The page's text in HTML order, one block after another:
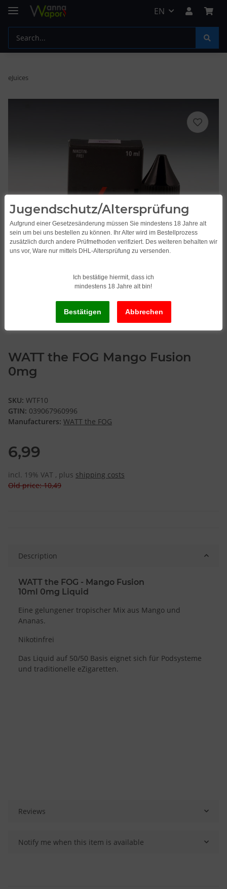
EN
eJuices
WATT the FOG Mango Fusion
0mg
SKU: WTF10
GTIN: 039067960996
Manufacturers: WATT the FOG
6,99
incl. 19% VAT , plus shipping costs
Old price: 10,49
Description
WATT the FOG - Mango Fusion
10ml 0mg Liquid
Eine gelungener tropischer Mix aus Mango und
Ananas.
Nikotinfrei
Das Liquid auf 50/50 Basis eignet sich für Podsysteme
und traditionelle eZigaretten.
Reviews
Notify me when this item is available
Jugendschutz/Altersprüfung
Aufgrund einer Gesetzesänderung müssen Sie mindestens 18 Jahre alt
sein um bei uns bestellen zu können. Ihr Alter wird im Bestellprozess
zusätzlich durch andere Prüfmethoden verifiziert. Des weiteren behalten wir
uns vor, Ware nur mittels DHL-Altersprüfung zu versenden.
Ich bestätige hiermit, dass ich
mindestens 18 Jahre alt bin!